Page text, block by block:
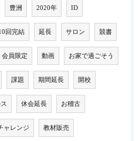
豊洲 2020年 ID
回完結 延長 サロン 競書
会員限定 動画 お家で過ごそう
課題 期間延長 開校
休会延長 お稽古
ャレンジ 教材販売